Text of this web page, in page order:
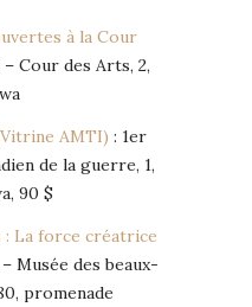
à la Cour
– Cour des Arts, 2,
AMTI) : 1er
de la guerre, 1,
90 $
: La force créatrice
Musée des beaux-
promenade